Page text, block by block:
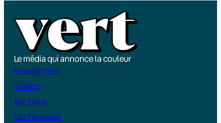
Le média qui annonce la couleur
Newsletters
Vidéos
Boutique
Conférences